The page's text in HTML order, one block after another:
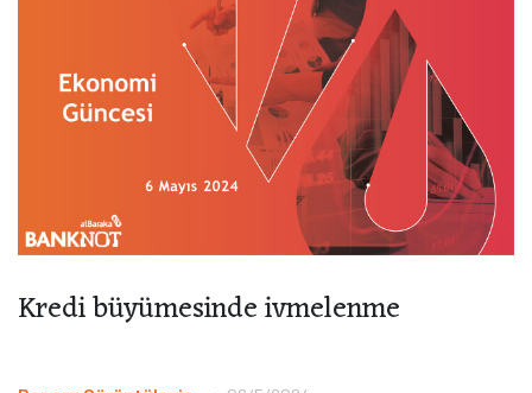
Kredi büyümesinde ivmelenme